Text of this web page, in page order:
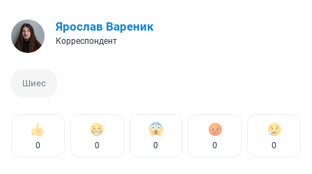
Ярослав Вареник
Корреспондент
Шиес
0 0 0 0 0